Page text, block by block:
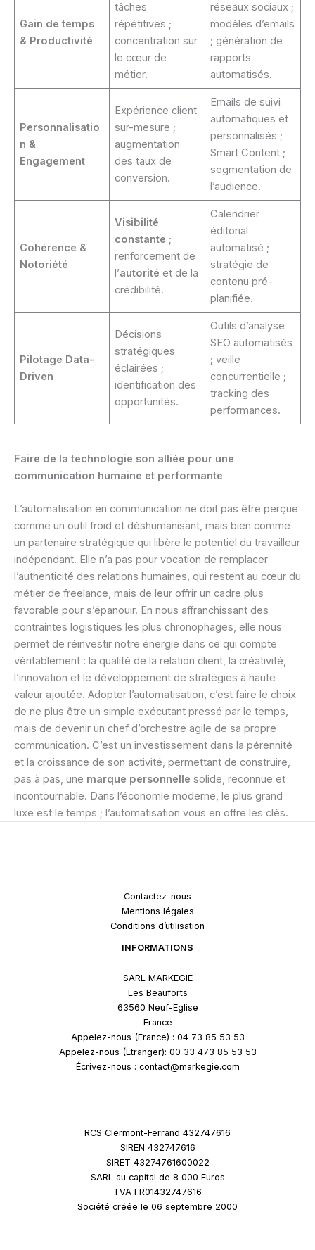
Gain de temps
& Productivité
tâches
répétitives ;
concentration sur
le cœur de
métier.
réseaux sociaux ;
modèles d’emails
; génération de
rapports
automatisés.
Personnalisatio
n &
Engagement
Expérience client
sur-mesure ;
augmentation
des taux de
conversion.
Emails de suivi
automatiques et
personnalisés ;
Smart Content ;
segmentation de
l’audience.
Cohérence &
Notoriété
Visibilité
constante ;
renforcement de
l’autorité et de la
crédibilité.
Calendrier
éditorial
automatisé ;
stratégie de
contenu pré-
planifiée.
Pilotage Data-
Driven
Décisions
stratégiques
éclairées ;
identification des
opportunités.
Outils d’analyse
SEO automatisés
; veille
concurrentielle ;
tracking des
performances.
Faire de la technologie son alliée pour une
communication humaine et performante
L’automatisation en communication ne doit pas être perçue
comme un outil froid et déshumanisant, mais bien comme
un partenaire stratégique qui libère le potentiel du travailleur
indépendant. Elle n’a pas pour vocation de remplacer
l’authenticité des relations humaines, qui restent au cœur du
métier de freelance, mais de leur offrir un cadre plus
favorable pour s’épanouir. En nous affranchissant des
contraintes logistiques les plus chronophages, elle nous
permet de réinvestir notre énergie dans ce qui compte
véritablement : la qualité de la relation client, la créativité,
l’innovation et le développement de stratégies à haute
valeur ajoutée. Adopter l’automatisation, c’est faire le choix
de ne plus être un simple exécutant pressé par le temps,
mais de devenir un chef d’orchestre agile de sa propre
communication. C’est un investissement dans la pérennité
et la croissance de son activité, permettant de construire,
pas à pas, une marque personnelle solide, reconnue et
incontournable. Dans l’économie moderne, le plus grand
luxe est le temps ; l’automatisation vous en offre les clés.
Contactez-nous
Mentions légales
Conditions d’utilisation
INFORMATIONS
SARL MARKEGIE
Les Beauforts
63560 Neuf-Eglise
France
Appelez-nous (France) : 04 73 85 53 53
Appelez-nous (Etranger): 00 33 473 85 53 53
Écrivez-nous : contact@markegie.com
RCS Clermont-Ferrand 432747616
SIREN 432747616
SIRET 43274761600022
SARL au capital de 8 000 Euros
TVA FR01432747616
Société créée le 06 septembre 2000